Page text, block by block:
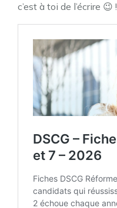
c’est à toi de l’écrire 😉 !